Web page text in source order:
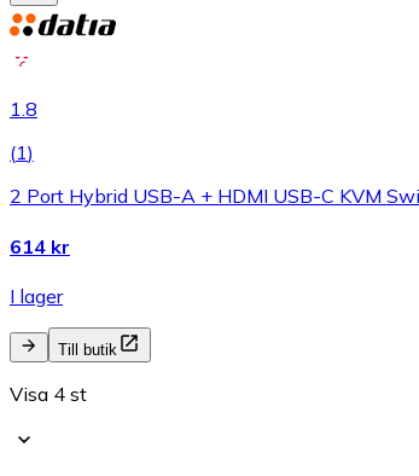
1.8
(1)
2 Port Hybrid USB-A + HDMI USB-C KVM
614 kr
I lager
Till butik
Visa 4 st